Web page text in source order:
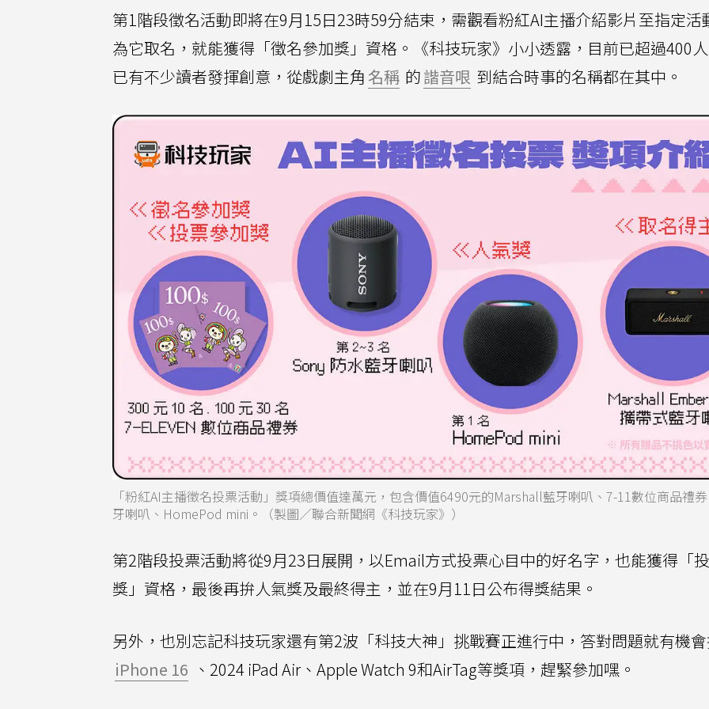
第1階段徵名活動即將在9月15日23時59分結束，需觀看粉紅AI主播介紹影片至指定活
為它取名，就能獲得「徵名參加獎」資格。《科技玩家》小小透露，目前已超過400
已有不少讀者發揮創意，從戲劇主角 名稱 的諧音哏 到結合時事的名稱都在其中。
「粉紅AI主播徵名投票活動」獎項總價值達萬元，包含價值6490元的Marshall藍牙喇叭、7-11數位商品禮
牙喇叭、HomePod mini。（製圖／聯合新聞網《科技玩家》）
第2階段投票活動將從9月23日展開，以Email方式投票心目中的好名字，也能獲得「
獎」資格，最後再拚人氣獎及最終得主，並在9月11日公布得獎結果。
另外，也別忘記科技玩家還有第2波「科技大神」挑戰賽正進行中，答對問題就有機
iPhone 16 、2024 iPad Air、Apple Watch 9和AirTag等獎項，趕緊參加嘿。